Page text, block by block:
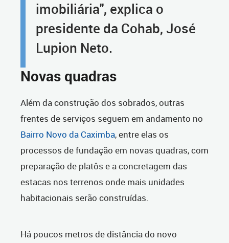
imobiliária", explica o
presidente da Cohab, José
Lupion Neto.
Novas quadras
Além da construção dos sobrados, outras
frentes de serviços seguem em andamento no
Bairro Novo da Caximba, entre elas os
processos de fundação em novas quadras, com
preparação de platôs e a concretagem das
estacas nos terrenos onde mais unidades
habitacionais serão construídas.
Há poucos metros de distância do novo